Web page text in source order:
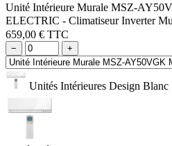
Unité Intérieure Murale MSZ-
ELECTRIC - Climatiseur Inverter
659,00 € TTC
− +
Unités Intérieures Design Blanc